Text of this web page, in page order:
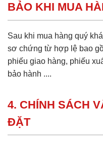
BẢO KHI MUA
Sau khi mua hàng quý
sơ chứng từ hợp lệ bao
phiếu giao hàng, phiếu
bảo hành ....
4. CHÍNH SÁCH
ĐẶT